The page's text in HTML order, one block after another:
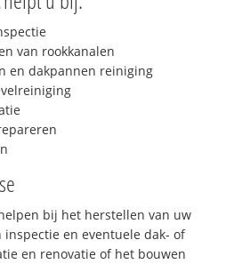
van rookkanalen
en dakpannen reiniging
bij het herstellen van uw
inspectie en eventuele dak- of
en renovatie of het bouwen